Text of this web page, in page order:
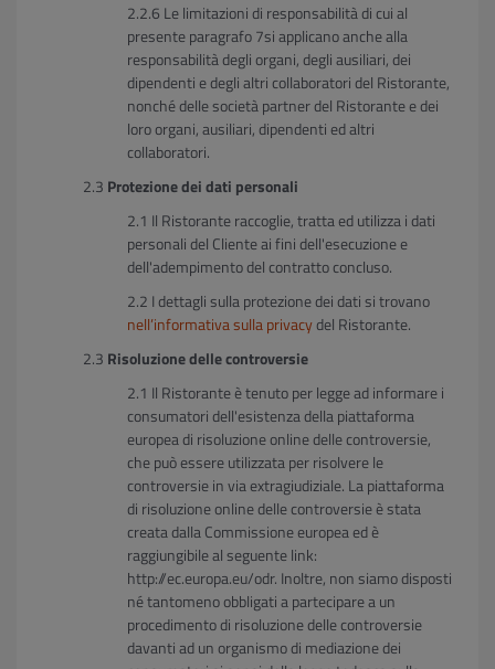
Le limitazioni di responsabilità di cui al
presente paragrafo 7si applicano anche alla
responsabilità degli organi, degli ausiliari, dei
dipendenti e degli altri collaboratori del Ristorante,
nonché delle società partner del Ristorante e dei
loro organi, ausiliari, dipendenti ed altri
collaboratori.
Protezione dei dati personali
Il Ristorante raccoglie, tratta ed utilizza i dati
personali del Cliente ai fini dell'esecuzione e
dell'adempimento del contratto concluso.
I dettagli sulla protezione dei dati si trovano
nell’informativa sulla privacydel Ristorante.
Risoluzione delle controversie
Il Ristorante è tenuto per legge ad informare i
consumatori dell'esistenza della piattaforma
europea di risoluzione online delle controversie,
che può essere utilizzata per risolvere le
controversie in via extragiudiziale. La piattaforma
di risoluzione online delle controversie è stata
creata dalla Commissione europea ed è
raggiungibile al seguente link:
http://ec.europa.eu/odr. Inoltre, non siamo disposti
né tantomeno obbligati a partecipare a un
procedimento di risoluzione delle controversie
davanti ad un organismo di mediazione dei